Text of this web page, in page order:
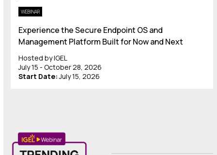
WEBINAR
Experience the Secure Endpoint OS and
Management Platform Built for Now and Next
Hosted by IGEL
July 15 - October 28, 2026
Start Date:July 15, 2026